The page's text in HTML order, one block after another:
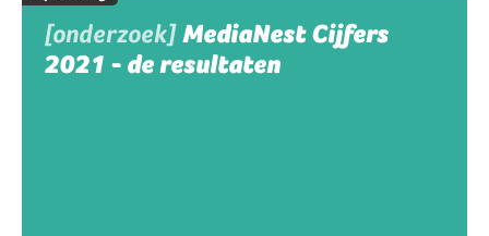
[onderzoek]MediaNest Cijfers
2021 - de resultaten